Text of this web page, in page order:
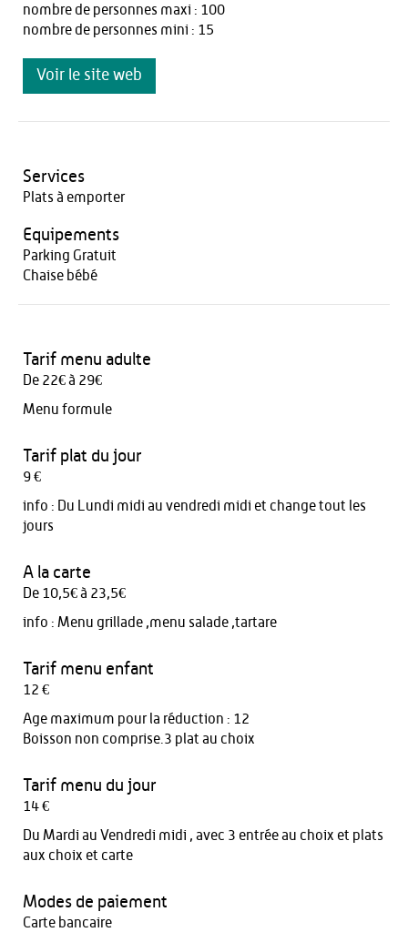
nombre de personnes maxi : 100
nombre de personnes mini : 15
Voir le site web
Services
Plats à emporter
Equipements
Parking Gratuit
Chaise bébé
Tarif menu adulte
De 22€ à 29€
Menu formule
Tarif plat du jour
9 €
info :
Du Lundi midi au vendredi midi et change tout les
jours
A la carte
De 10,5€ à 23,5€
info : Menu grillade ,menu salade ,tartare
Tarif menu enfant
12 €
Age maximum pour la réduction : 12
Boisson non comprise.3 plat au choix
Tarif menu du jour
14 €
Du Mardi au Vendredi midi , avec 3 entrée au choix et plats
aux choix et carte
Modes de paiement
Carte bancaire